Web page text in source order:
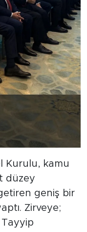
Kurulu, kamu
düzey
geniş bir
Zirveye;
Tayyip